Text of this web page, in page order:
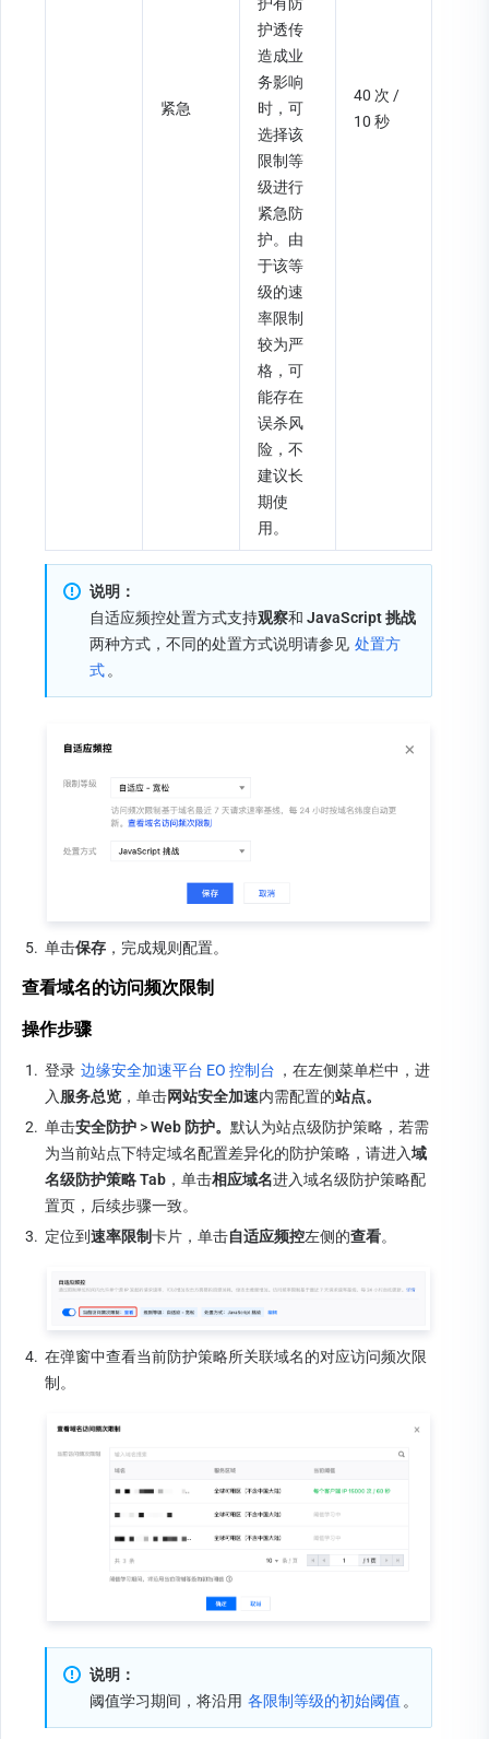
紧急
护透传
造成业
务影响
时，可
选择该
限制等
级进行
紧急防
护。由
于该等
级的速
率限制
较为严
格，可
能存在
误杀风
险，不
建议长
期使
用。
40 次 /
10 秒
说明：
自适应频控处置方式支持观察和 JavaScript 挑战
两种方式，不同的处置方式说明请参见 处置方
式 。
5. 单击保存 ，完成规则配置。
查看域名的访问频次限制
操作步骤
1. 登录 边缘安全加速平台 EO 控制台 ，在左侧菜单栏中，进
入 服务总览 ，单击网站安全加速内需配置的站点。
2. 单击安全防护 > Web 防护。 默认为站点级防护策略，若需
为当前站点下特定域名配置差异化的防护策略，请进入域
名级防护策略 Tab ，单击相应域名进入域名级防护策略配
置页，后续步骤一致。
3. 定位到速率限制卡片，单击自适应频控左侧的查看。
4. 在弹窗中查看当前防护策略所关联域名的对应访问频次限
制。
说明：
阈值学习期间，将沿用 各限制等级的初始阈值 。